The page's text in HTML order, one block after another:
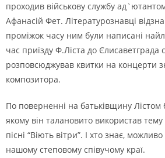
проходив вiйськову службу
Афанасiй Фет. Лiтературознавцi
промiжок часу ним були написанi
час приїзду Ф.Лiста до Єлисаветграда
розповсюджував квитки на концерти
композитора.
По поверненнi на батькiвщину Лiстом
якому вiн талановито використав тему
пiснi “Вiють вiтри”. I хто знає, можливо
нашому степовому спiвучому краї.